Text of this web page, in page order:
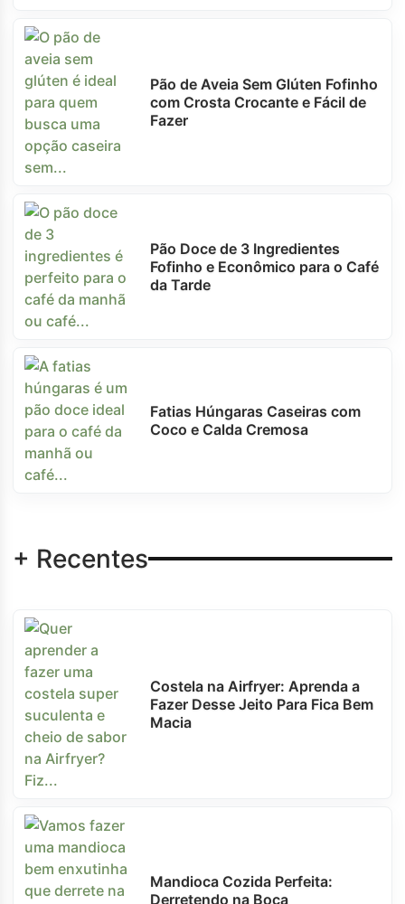
Pão de Aveia Sem Glúten Fofinho
com Crosta Crocante e Fácil de
Fazer
Pão Doce de 3 Ingredientes
Fofinho e Econômico para o Café
da Tarde
Fatias Húngaras Caseiras com
Coco e Calda Cremosa
+ Recentes
Costela na Airfryer: Aprenda a
Fazer Desse Jeito Para Fica Bem
Macia
Mandioca Cozida Perfeita:
Derretendo na Boca